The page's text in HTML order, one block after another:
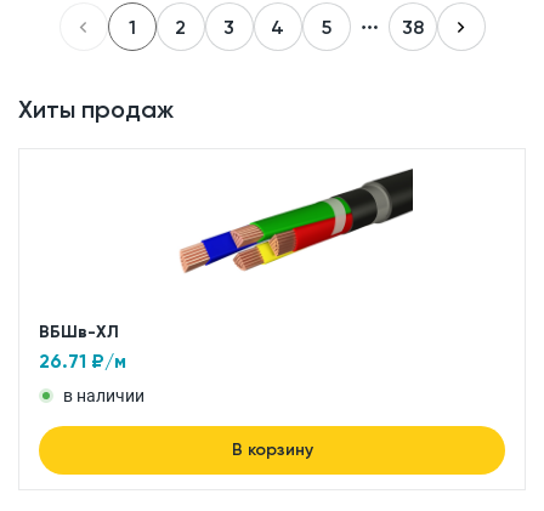
1 2 3 4 5 38
Хиты продаж
ВБШв-ХЛ
26.71 ₽/м
в наличии
В корзину